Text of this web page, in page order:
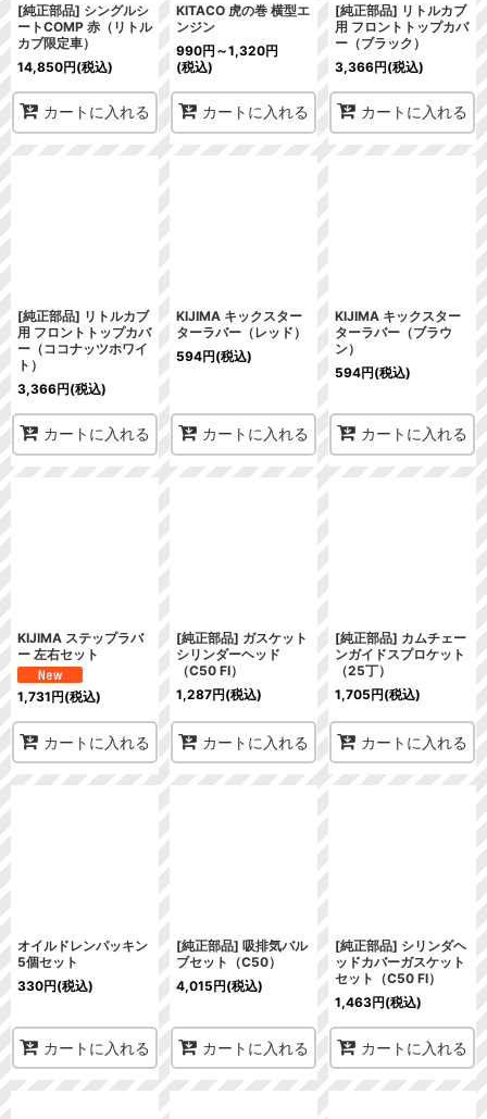
[純正部品] シングルシ
ートCOMP 赤（リトル
カブ限定車）
14,850円(税込)
カートに入れる
KITACO 虎の巻 横型エ
ンジン
990円 ～1,320円
(税込)
カートに入れる
[純正部品] リトルカブ
用 フロントトップカバ
ー（ブラック）
3,366円(税込)
カートに入れる
[純正部品] リトルカブ
用 フロントトップカバ
ー（ココナッツホワイ
ト）
3,366円(税込)
カートに入れる
KIJIMA キックスター
ターラバー（レッド）
594円(税込)
カートに入れる
KIJIMA キックスター
ターラバー（ブラウ
ン）
594円(税込)
カートに入れる
KIJIMA ステップラバ
ー 左右セット
1,731円(税込)
カートに入れる
[純正部品] ガスケット
シリンダーヘッド
（C50 FI）
1,287円(税込)
カートに入れる
[純正部品] カムチェー
ンガイドスプロケット
（25丁）
1,705円(税込)
カートに入れる
オイルドレンパッキン
5個セット
330円(税込)
カートに入れる
[純正部品] 吸排気バル
ブセット（C50）
4,015円(税込)
カートに入れる
[純正部品] シリンダヘ
ッドカバーガスケット
セット（C50 FI）
1,463円(税込)
カートに入れる